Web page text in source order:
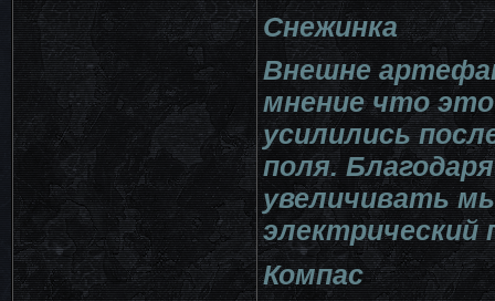
Снежинка
Внешне
мнение что это
усилились
поля.
увеличивать
электрический
Компас